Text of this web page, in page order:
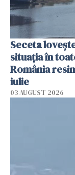
Seceta
situația în
România
iulie
03 AUGUST 2026